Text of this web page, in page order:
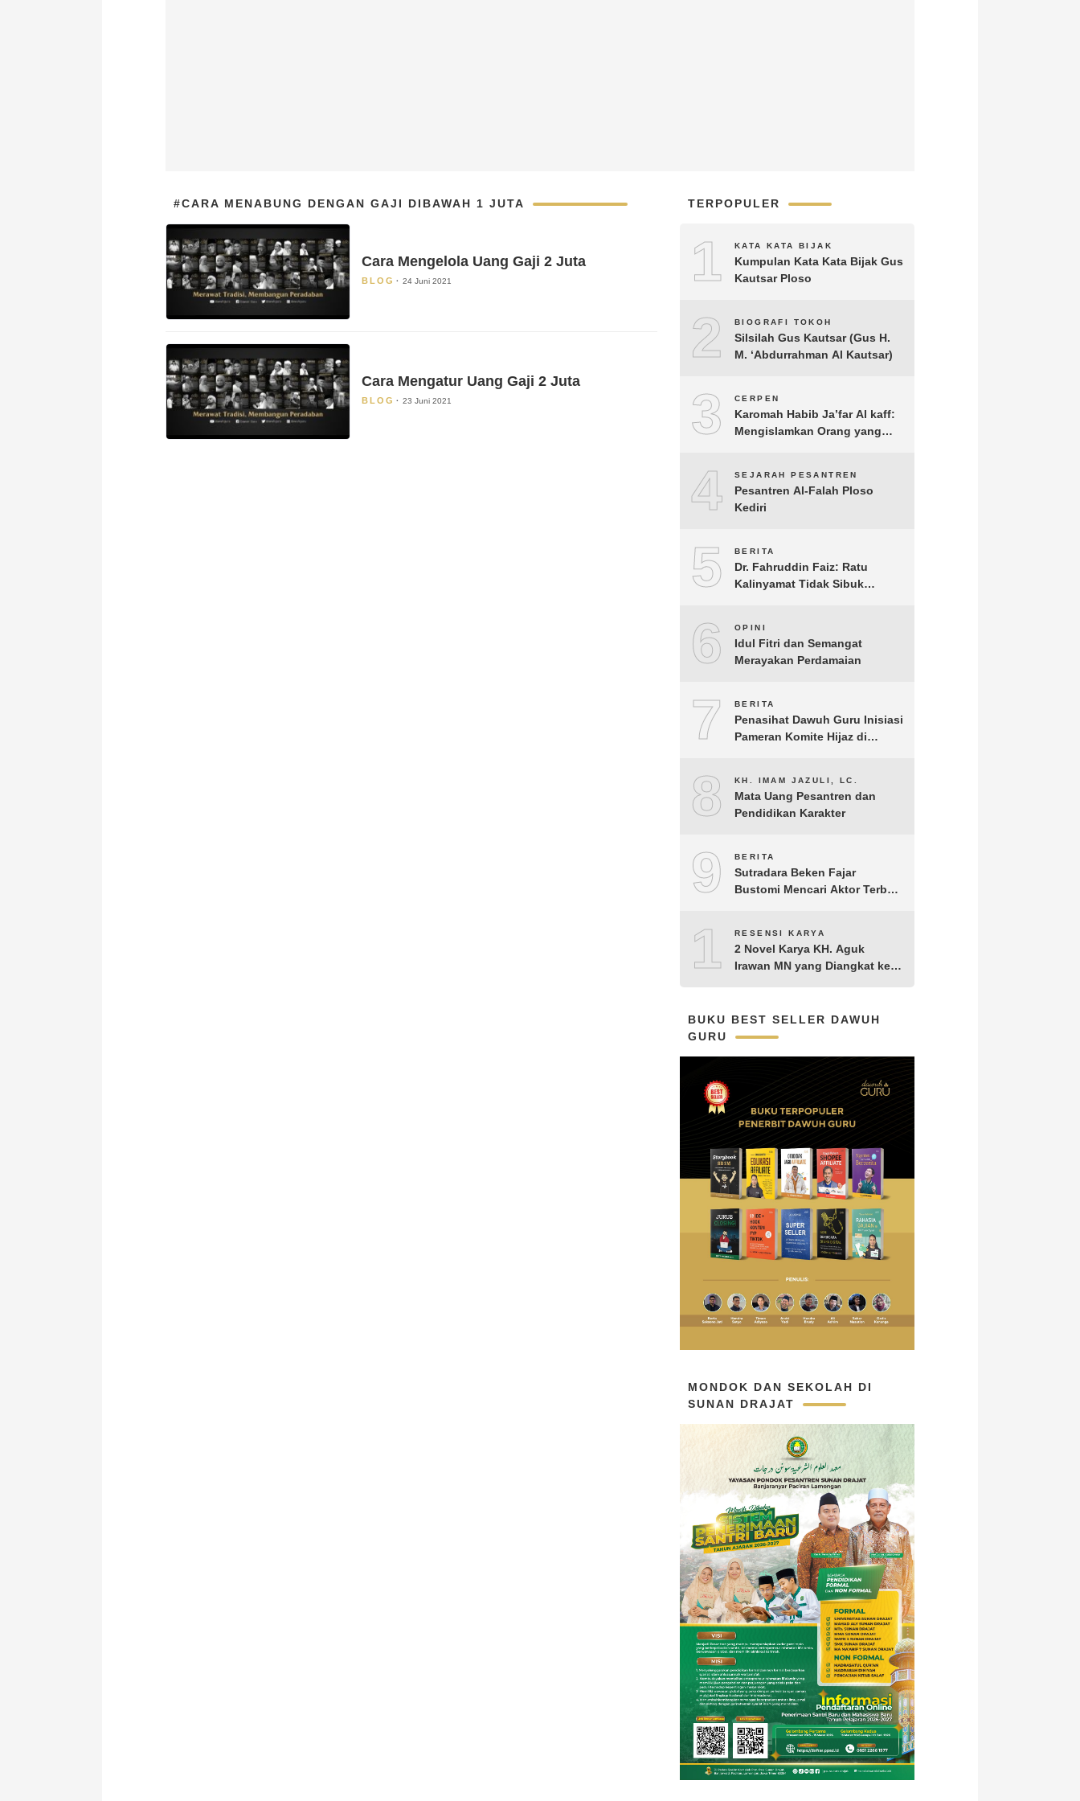
#CARA MENABUNG DENGAN GAJI DIBAWAH 1 JUTA
Cara Mengelola Uang Gaji 2 Juta
BLOG 24 Juni 2021
Cara Mengatur Uang Gaji 2 Juta
BLOG 23 Juni 2021
TERPOPULER
1 KATA KATA BIJAK
Kumpulan Kata Kata Bijak Gus
Kautsar Ploso
2 BIOGRAFI TOKOH
Silsilah Gus Kautsar (Gus H.
M. ‘Abdurrahman Al Kautsar)
3 CERPEN
Karomah Habib Ja’far Al kaff:
Mengislamkan Orang yang
4 SEJARAH PESANTREN
Pesantren Al-Falah Ploso
Kediri
5 BERITA
Dr. Fahruddin Faiz: Ratu
Kalinyamat Tidak Sibuk
Perekonomian Rakyatnya
6 OPINI
Idul Fitri dan Semangat
Merayakan Perdamaian
7 BERITA
Penasihat Dawuh Guru Inisiasi
Pameran Komite Hijaz di
8 KH. IMAM JAZULI, LC.
Mata Uang Pesantren dan
Pendidikan Karakter
9 BERITA
Sutradara Beken Fajar
Bustomi Mencari Aktor Terbaik
KH. Hasyim Asy’ari karya KH.
Aguk Irawan MN
10RESENSI KARYA
2 Novel Karya KH. Aguk
Irawan MN yang Diangkat ke
BUKU BEST SELLER DAWUH
GURU
MONDOK DAN SEKOLAH DI
SUNAN DRAJAT